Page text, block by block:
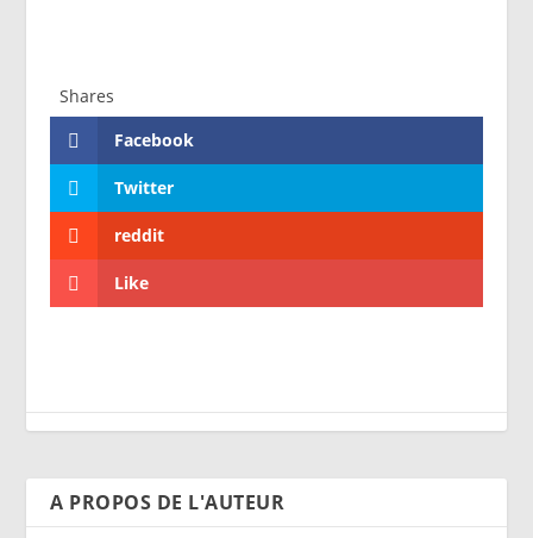
Shares
Facebook
Twitter
reddit
Like
A PROPOS DE L'AUTEUR